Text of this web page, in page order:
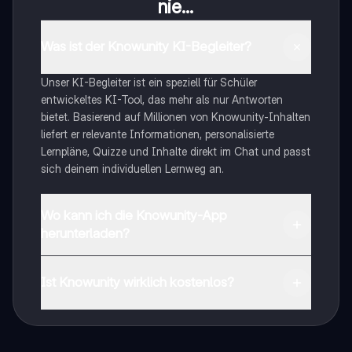
nie...
Unser KI-Begleiter ist ein speziell für Schüler
entwickeltes KI-Tool, das mehr als nur Antworten
bietet. Basierend auf Millionen von Knowunity-Inhalten
liefert er relevante Informationen, personalisierte
Lernpläne, Quizze und Inhalte direkt im Chat und passt
sich deinem individuellen Lernweg an.